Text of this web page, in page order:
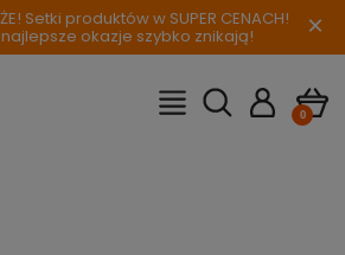
Setki produktów w SUPER CENACH!
okazje szybko znikają! ×